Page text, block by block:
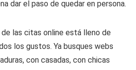
dar el paso de quedar en persona.
las citas online está lleno de
los gustos. Ya busques webs
con casadas, con chicas